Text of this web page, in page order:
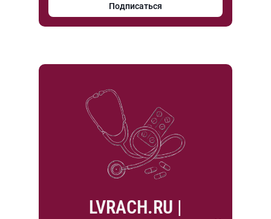
Подписаться
LVRACH.RU |